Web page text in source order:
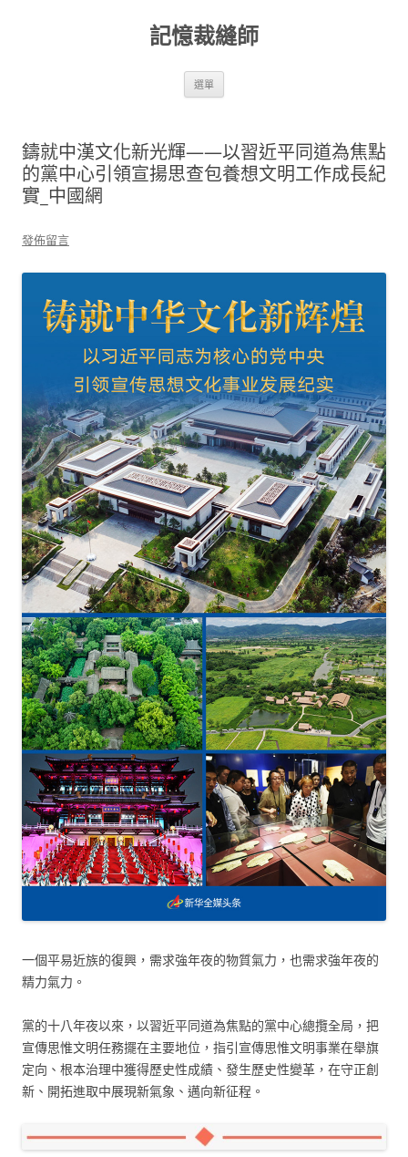
記憶裁縫師
選單
鑄就中漢文化新光輝——以習近平同道為焦點
的黨中心引領宣揚思查包養想文明工作成長紀
實_中國網
發佈留言
一個平易近族的復興，需求強年夜的物質氣力，也需求強年夜的
精力氣力。
黨的十八年夜以來，以習近平同道為焦點的黨中心總攬全局，把
宣傳思惟文明任務擺在主要地位，指引宣傳思惟文明事業在舉旗
定向、根本治理中獲得歷史性成績、發生歷史性變革，在守正創
新、開拓進取中展現新氣象、邁向新征程。